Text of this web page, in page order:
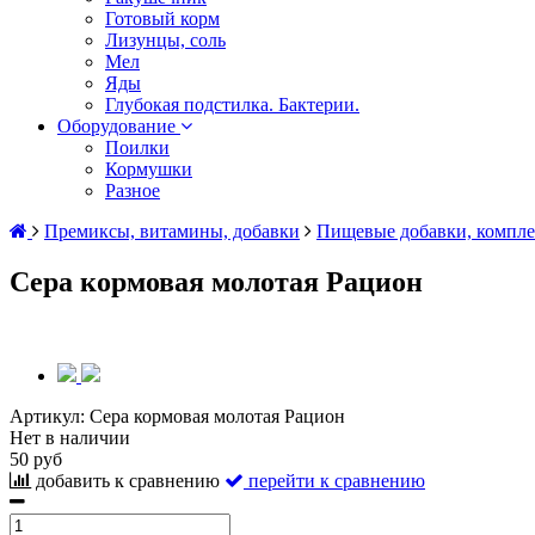
Готовый корм
Лизунцы, соль
Мел
Яды
Глубокая подстилка. Бактерии.
Оборудование
Поилки
Кормушки
Разное
Премиксы, витамины, добавки
Пищевые добавки,
Сера кормовая молотая Рацион
Артикул: Сера кормовая молотая Рацион
Нет в наличии
50 руб
добавить к сравнению
перейти к сравнению